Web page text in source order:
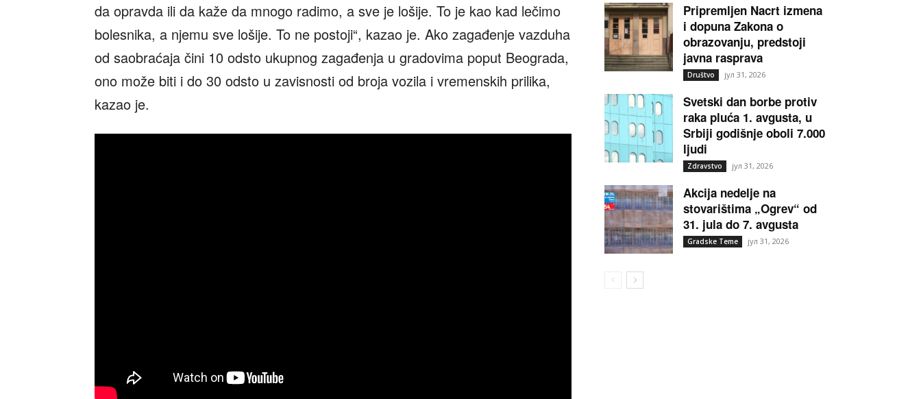
da opravda ili da kaže da mnogo radimo, a sve je lošije. To je kao kad lečimo
bolesnika, a njemu sve lošije. To ne postoji“, kazao je. Ako zagađenje vazduha
od saobraćaja čini 10 odsto ukupnog zagađenja u gradovima poput Beograda,
ono može biti i do 30 odsto u zavisnosti od broja vozila i vremenskih prilika,
kazao je.
Pripremljen Nacrt izmena
i dopuna Zakona o
obrazovanju, predstoji
javna rasprava
Društvo јул 31, 2026
Svetski dan borbe protiv
raka pluća 1. avgusta, u
Srbiji godišnje oboli 7.000
ljudi
Zdravstvo јул 31, 2026
Akcija nedelje na
stovarištima „Ogrev“ od
31. jula do 7. avgusta
Gradske Teme јул 31, 2026